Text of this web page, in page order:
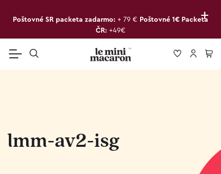
+
Poštovné SR packeta zadarmo: + 79 € Poštovné 1€ Packeta
ČR: +49€
lmm-av2-isg